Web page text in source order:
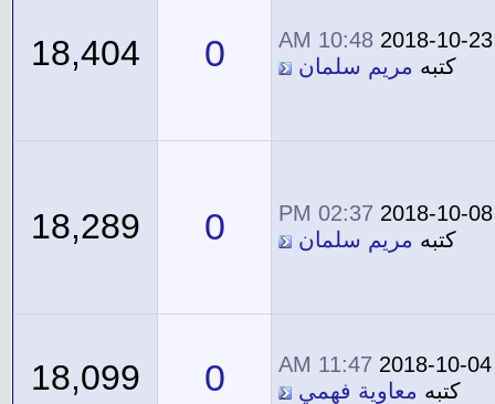
2018-10-23
10:48 AM
كتبه مريم سلمان 0
18,404
2018-10-08
02:37 PM
كتبه مريم سلمان 0
18,289
2018-10-04
11:47 AM
كتبه معاوية فهمي 0
18,099